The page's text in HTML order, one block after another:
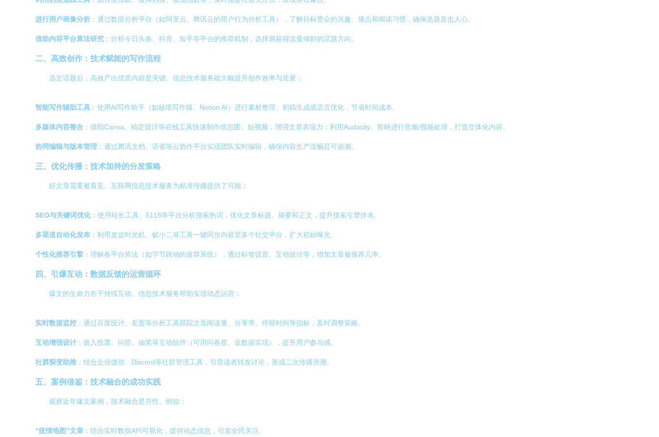
进行用户画像分析 ：通过数据分析平台（如阿里云、腾讯云的用户行为分析工具），了解目标受众的兴趣、痛点和阅读习惯，确保选题直击人心。
借助内容平台算法研究 ：分析今日头条、抖音、知乎等平台的推荐机制，选择易获得流量倾斜的话题方向。
二、高效创作：技术赋能的写作流程
选定话题后，高效产出优质内容是关键。信息技术服务能大幅提升创作效率与质量：
智能写作辅助工具 ：使用AI写作助手（如秘塔写作猫、Notion AI）进行素材整理、初稿生成或语言优化，节省时间成本。
多媒体内容整合 ：借助Canva、稿定设计等在线工具快速制作信息图、短视频，增强文章表现力；利用Audacity、剪映进行音频/视频处理，打造立体化内容。
协同编辑与版本管理 ：通过腾讯文档、语雀等云协作平台实现团队实时编辑，确保内容生产流畅且可追溯。
三、优化传播：技术加持的分发策略
好文章需要被看见。互联网信息技术服务为精准传播提供了可能：
SEO与关键词优化：使用站长工具、5118等平台分析搜索热词，优化文章标题、摘要和正文，提升搜索引擎排名。
多渠道自动化发布 ：利用皮皮时光机、蚁小二等工具一键同步内容至多个社交平台，扩大初始曝光。
个性化推荐引擎 ：理解各平台算法（如字节跳动的推荐系统），通过标签设置、互动设计等，增加文章被推荐几率。
四、引爆互动：数据反馈的运营循环
爆文的生命力在于持续互动。信息技术服务帮助实现动态运营：
实时数据监控 ：通过百度统计、友盟等分析工具跟踪文章阅读量、分享率、停留时间等指标，及时调整策略。
互动增强设计 ：嵌入投票、问答、抽奖等互动组件（可用问卷星、金数据实现），提升用户参与感。
社群裂变助推 ：结合企业微信、Discord等社群管理工具，引导读者转发讨论，形成二次传播浪潮。
五、案例借鉴：技术融合的成功实践
观察近年爆文案例，技术融合是共性。例如：
“疫情地图”文章 ：结合实时数据API可视化，提供动态信息，引发全民关注。